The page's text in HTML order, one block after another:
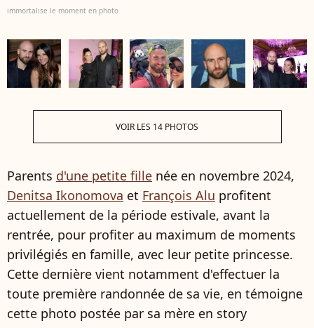
immortalise le moment en photo
VOIR LES 14 PHOTOS
Parents d'une petite fille née en novembre 2024,
Denitsa Ikonomova et François Alu profitent
actuellement de la période estivale, avant la
rentrée, pour profiter au maximum de moments
privilégiés en famille, avec leur petite princesse.
Cette dernière vient notamment d'effectuer la
toute première randonnée de sa vie, en témoigne
cette photo postée par sa mère en story